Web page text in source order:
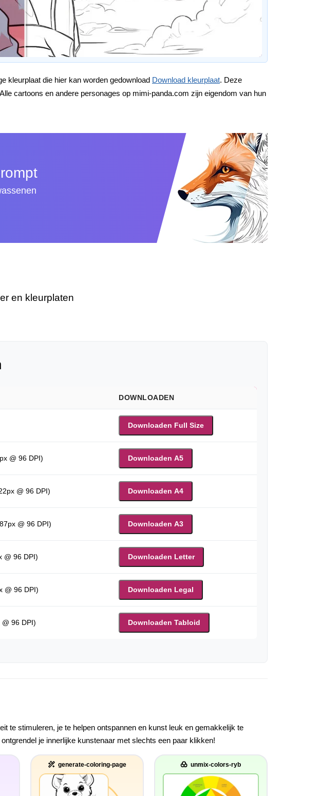
kleurplaat die hier kan worden gedownload Download kleurplaat. Deze
cartoons en andere personages op mimi-panda.com zijn eigendom van hun
en kleurplaten
DOWNLOADEN
Downloaden Full Size
@ 96 DPI) Downloaden A5
@ 96 DPI) Downloaden A4
@ 96 DPI) Downloaden A3
@ 96 DPI) Downloaden Letter
@ 96 DPI) Downloaden Legal
96 DPI) Downloaden Tabloid
te stimuleren, je te helpen ontspannen en kunst leuk en gemakkelijk te
je innerlijke kunstenaar met slechts een paar klikken!
generate-coloring-page unmix-colors-ryb